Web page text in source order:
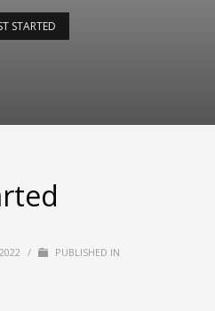
STARTED
/ PUBLISHED IN